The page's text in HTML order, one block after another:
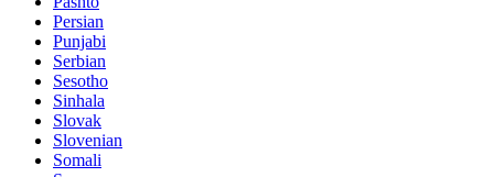
Persian
Punjabi
Serbian
Sesotho
Sinhala
Slovak
Slovenian
Somali